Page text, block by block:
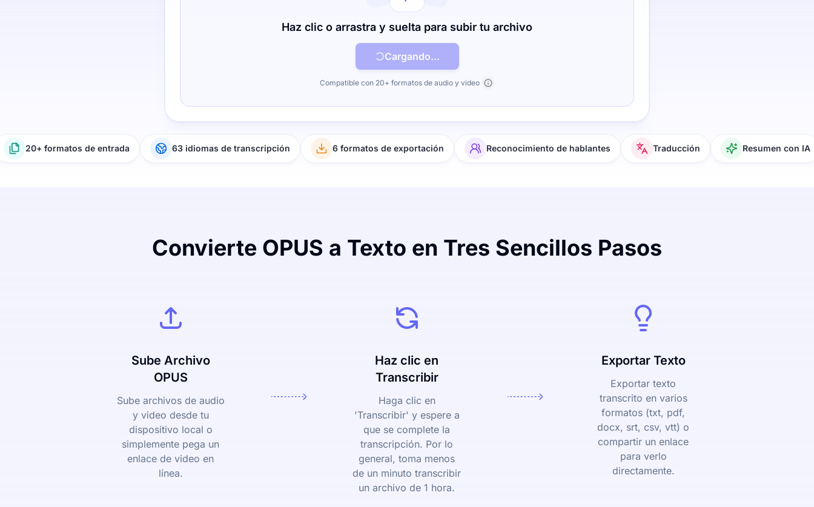
Haz clic o arrastra y suelta para subir tu archivo
Cargando...
Compatible con 20+ formatos de audio y video
20+ formatos de entrada 63 idiomas de transcripción 6 formatos de exportación Reconocimiento de hablantes Traducción Resumen con IA
Convierte OPUS a Texto en Tres Sencillos Pasos
Sube Archivo
OPUS
Sube archivos de audio
y video desde tu
dispositivo local o
simplemente pega un
enlace de video en
línea.
Haz clic en
Transcribir
Haga clic en
'Transcribir' y espere a
que se complete la
transcripción. Por lo
general, toma menos
de un minuto transcribir
un archivo de 1 hora.
Exportar Texto
Exportar texto
transcrito en varios
formatos (txt, pdf,
docx, srt, csv, vtt) o
compartir un enlace
para verlo
directamente.